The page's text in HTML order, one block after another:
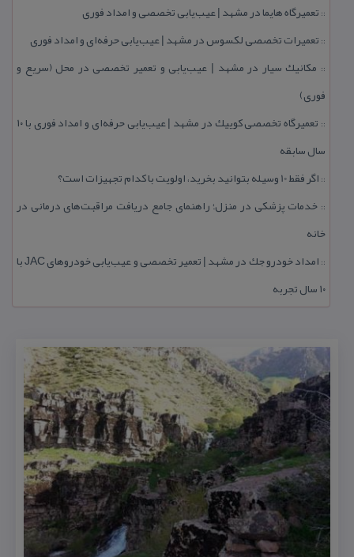
:: تعمیرگاه هایما در مشهد | عیب‌یابی تخصصی و امداد فوری
:: تعمیرات تخصصی لكسوس در مشهد | عیب‌یابی حرفه‌ای و امداد فوری
:: مكانیك سیار در مشهد | عیب‌یابی و تعمیر تخصصی در محل (سریع و
فوری)
::
تعمیرگاه تخصصی كوییك در مشهد | عیب‌یابی حرفه‌ای و امداد فوری با ۱۰
سال سابقه
:: اگر فقط 10 وسیله بتوانید بخرید، اولویت با كدام تجهیزات است؟
:: خدمات پزشكی در منزل؛ راهنمای جامع دریافت مراقبت‌های درمانی در
خانه
::
امداد خودرو جك در مشهد | تعمیر تخصصی و عیب‌یابی خودروهای JAC با
۱۰ سال تجربه